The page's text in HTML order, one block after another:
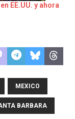
EE.UU. y ahora
MEXICO
BARBARA